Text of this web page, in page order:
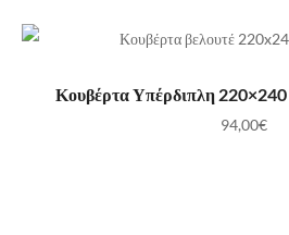
ΠΡΟΣΘΉΚΗ ΣΤΟ
Κουβέρτα Υπέρδιπλη
94,00€